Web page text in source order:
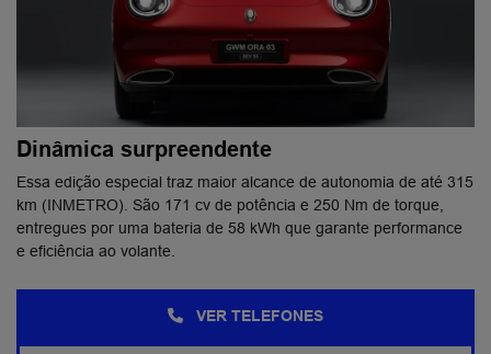
Dinâmica surpreendente
Essa edição especial traz maior alcance de autonomia de até 315
km (INMETRO). São 171 cv de potência e 250 Nm de torque,
entregues por uma bateria de 58 kWh que garante performance
e eficiência ao volante.
VER TELEFONES